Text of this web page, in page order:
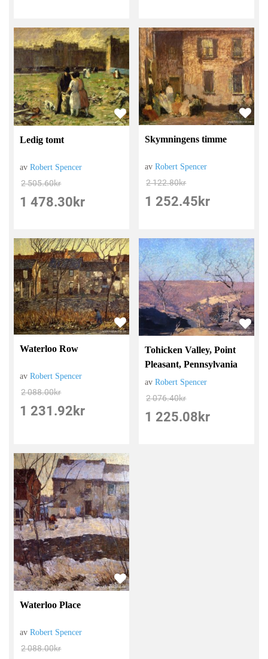
Ledig tomt
avRobert Spencer
2 505.60kr
1 478.30 kr
Skymningens timme
avRobert Spencer
2 122.80kr
1 252.45 kr
Waterloo Row
avRobert Spencer
2 088.00kr
1 231.92 kr
Tohicken Valley, Point
Pleasant, Pennsylvania
avRobert Spencer
2 076.40kr
1 225.08 kr
Waterloo Place
avRobert Spencer
2 088.00kr